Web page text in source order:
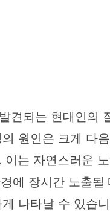
견되는 현대인의
원인은 크게 다
는 자연스러운
에 장시간 노출될
나타날 수 있습